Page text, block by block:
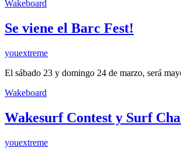
Wakeboard
Se viene el Barc Fest!
youextreme
El sábado 23 y domingo 24 de marzo, será
Wakeboard
Wakesurf Contest y Surf
youextreme